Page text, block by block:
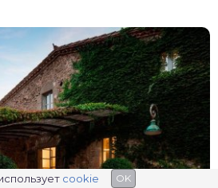
cookie OK